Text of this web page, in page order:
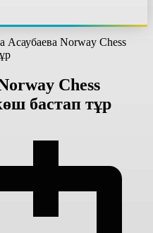
Асаубаева Norway Chess
Chess
бастап тұр